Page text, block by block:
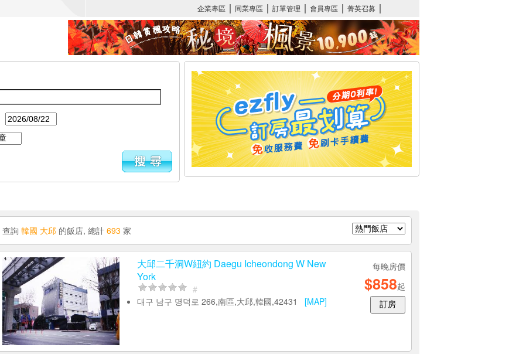
查詢 韓國 大邱 的飯店, 總計 693 家
每晚房價
$858起
訂房
大邱二千洞W紐約 Daegu Icheondong W New
York
#
대구 남구 명덕로 266,南區,大邱,韓國,42431 [MAP]